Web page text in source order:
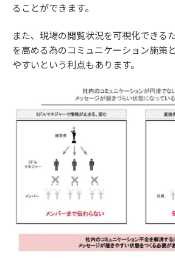
ることができます。
また、現場の閲覧状況を可視化できる
を高める為のコミュニケーション施策
やすいという利点もあります。